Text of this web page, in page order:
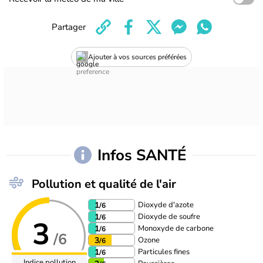
Ajouter à vos sources préférées
Partager
Infos SANTÉ
Pollution et qualité de l'air
3 /6
1/6 Dioxyde d'azote
1/6 Dioxyde de soufre
1/6 Monoxyde de carbone
3/6 Ozone
1/6 Particules fines